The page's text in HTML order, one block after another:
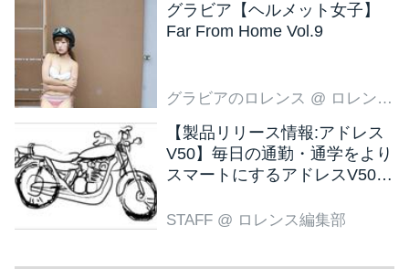
グラビア【ヘルメット女子】
Far From Home Vol.9
グラビアのロレンス @ ロレンス編集部
【製品リリース情報:アドレス
V50】毎日の通勤・通学をより
スマートにするアドレスV50
STAFF @ ロレンス編集部